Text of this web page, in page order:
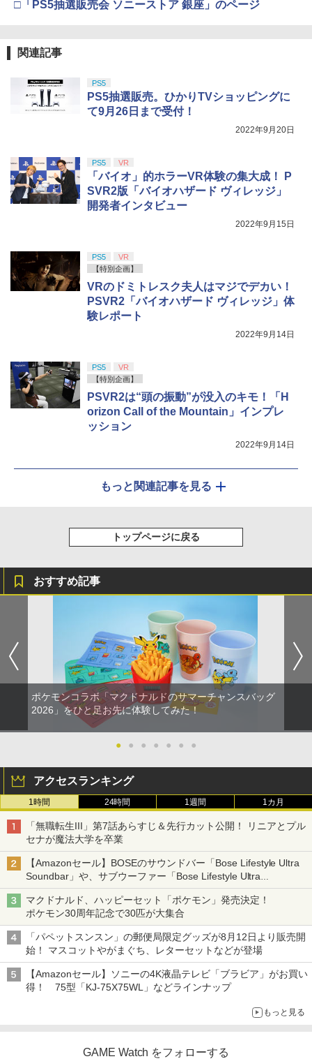
□「PS5抽選販売会 ソニーストア 銀座」のページ
関連記事
PS5
PS5抽選販売。ひかりTVショッピングに
て9月26日まで受付！
2022年9月20日
PS5 VR
「バイオ」的ホラーVR体験の集大成！ P
SVR2版「バイオハザード ヴィレッジ」
開発者インタビュー
2022年9月15日
PS5
VR
【特別企画】
VRのドミトレスク夫人はマジでデカい！
PSVR2「バイオハザード ヴィレッジ」体
験レポート
2022年9月14日
PS5
VR
【特別企画】
PSVR2は“頭の振動”が没入のキモ！「H
orizon Call of the Mountain」インプレ
ッション
2022年9月14日
もっと関連記事を見る
トップページに戻る
おすすめ記事
ポケモンコラボ「マクドナルドのサマーチャンスバッグ
2026」をひと足お先に体験してみた！
● ● ● ● ● ● ●
アクセスランキング
1時間 24時間 1週間 1カ月
「無職転生III」第7話あらすじ＆先行カット公開！ リニアとプル
セナが魔法大学を卒業
【Amazonセール】BOSEのサウンドバー「Bose Lifestyle Ultra
Soundbar」や、サブウーファー「Bose Lifestyle Ultra
Subwoofer」などお買い得！
マクドナルド、ハッピーセット「ポケモン」発売決定！
ポケモン30周年記念で30匹が大集合
「パペットスンスン」の郵便局限定グッズが8月12日より販売開
始！ マスコットやがまぐち、レターセットなどが登場
【Amazonセール】ソニーの4K液晶テレビ「ブラビア」がお買い
得！ 75型「KJ-75X75WL」などラインナップ
もっと見る
GAME Watch をフォローする